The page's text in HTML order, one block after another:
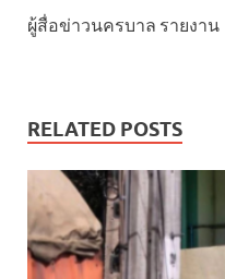
ผู้สื่อข่าวนครบาล รายงาน
RELATED POSTS